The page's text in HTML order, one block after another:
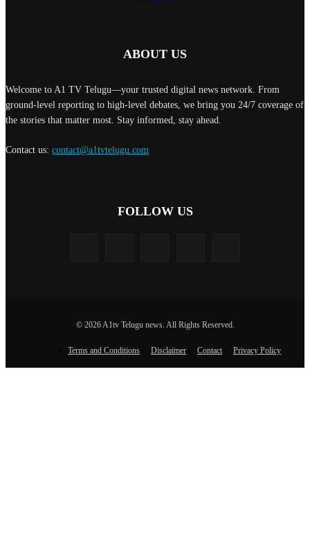
ABOUT US
Welcome to A1 TV Telugu—your trusted digital news network. From
ground-level reporting to high-level debates, we bring you 24/7 coverage of
the stories that matter most. Stay informed, stay ahead.
Contact us: contact@a1tvtelugu.com
FOLLOW US
© 2026 A1tv Telugu news. All Rights Reserved.
Terms and Conditions Disclaimer Contact Privacy Policy